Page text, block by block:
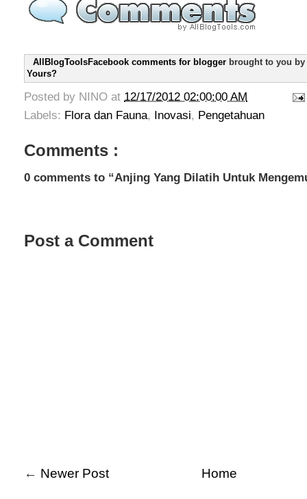
AllBlogToolsFacebook comments for blogger brought to you by
Yours?
Posted by NINO at 12/17/2012 02:00:00 AM
Labels: Flora dan Fauna, Inovasi, Pengetahuan
Comments :
0 comments to “Anjing Yang Dilatih Untuk
Post a Comment
← Newer Post Home